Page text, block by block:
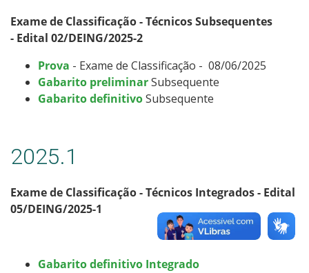
Exame de Classificação - Técnicos Subsequentes
- Edital 02/DEING/2025-2
Prova - Exame de Classificação - 08/06/2025
Gabarito preliminarSubsequente
Gabarito definitivoSubsequente
2025.1
Exame de Classificação - Técnicos Integrados - Edital
05/DEING/2025-1
Gabarito definitivo Integrado